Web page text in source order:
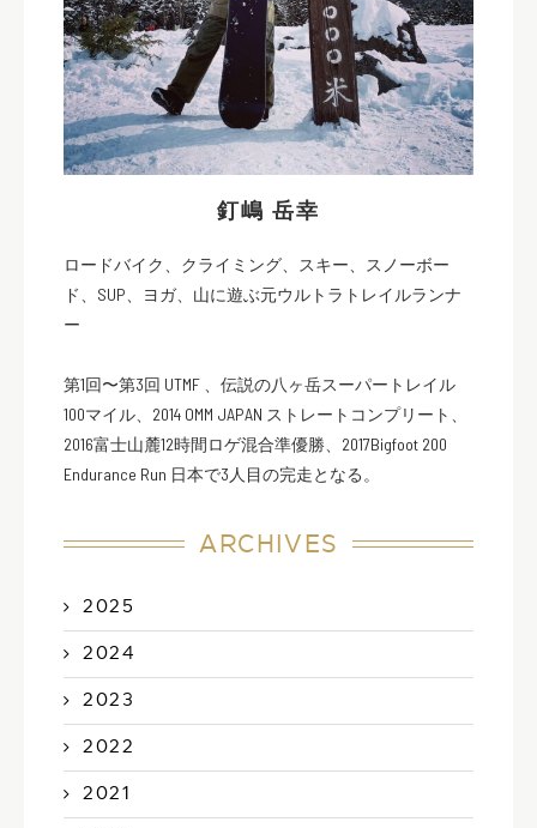
釘嶋 岳幸
ロードバイク、クライミング、スキー、スノーボー
ド、SUP、ヨガ、山に遊ぶ元ウルトラトレイルランナ
ー
第1回〜第3回 UTMF 、伝説の八ヶ岳スーパートレイル
100マイル、2014 OMM JAPAN ストレートコンプリート、
2016富士山麓12時間ロゲ混合準優勝、2017Bigfoot 200
Endurance Run 日本で3人目の完走となる。
ARCHIVES
2025
2024
2023
2022
2021